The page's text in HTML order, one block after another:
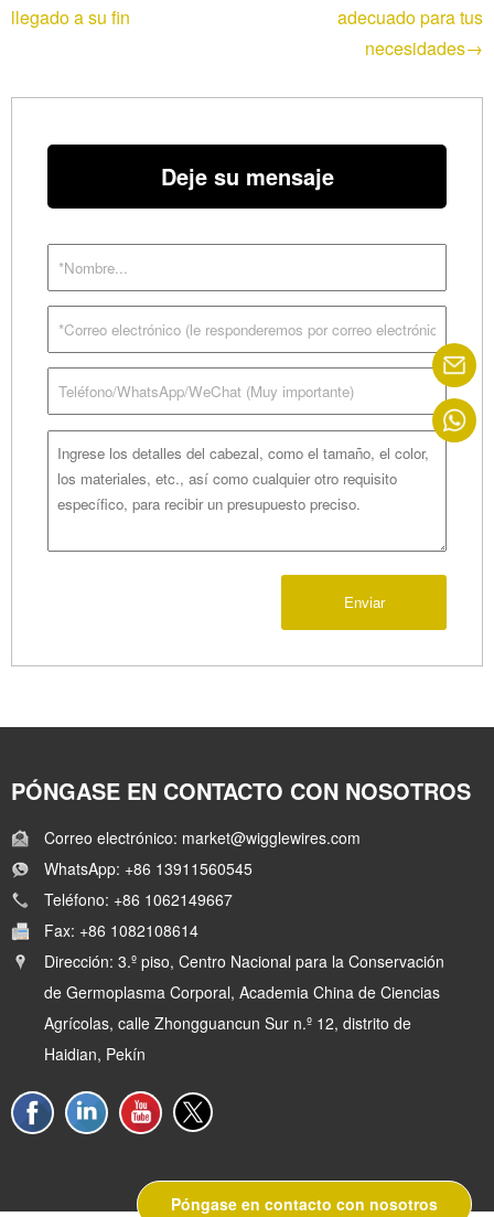
llegado a su fin
adecuado para tus
necesidades→
Deje su mensaje
Enviar
PÓNGASE EN CONTACTO CON NOSOTROS
Correo electrónico: market@wigglewires.com
WhatsApp: +86 13911560545
Teléfono: +86 1062149667
Fax: +86 1082108614
Dirección: 3.º piso, Centro Nacional para la Conservación
de Germoplasma Corporal, Academia China de Ciencias
Agrícolas, calle Zhongguancun Sur n.º 12, distrito de
Haidian, Pekín
Póngase en contacto con nosotros